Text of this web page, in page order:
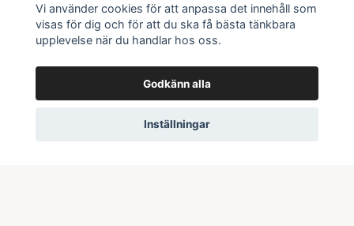
Prenumerera på vårt nyhetsbrev
Vi använder cookies för att anpassa det innehåll som
visas för dig och för att du ska få bästa tänkbara
upplevelse när du handlar hos oss.
Godkänn alla
Inställningar